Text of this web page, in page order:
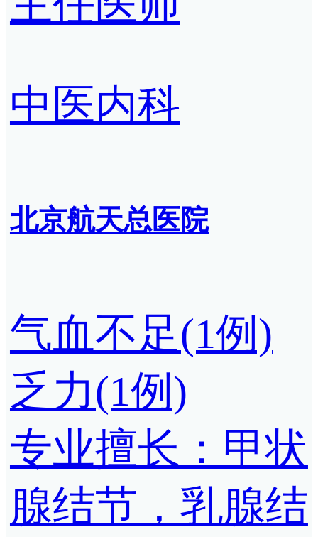
中医内科
北京航天总医院
气血不足(1例)
乏力(1例)
专业擅长：甲状
腺结节，乳腺结